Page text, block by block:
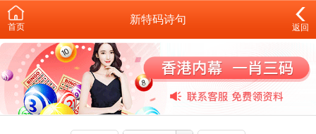
首页
新特码诗句
返回